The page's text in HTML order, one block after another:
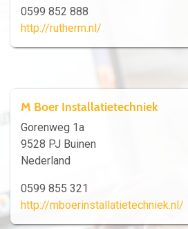
0599 852 888
http://rutherm.nl/
M Boer Installatietechniek
Gorenweg 1a
9528 PJ Buinen
Nederland
0599 855 321
http://mboerinstallatietechniek.nl/